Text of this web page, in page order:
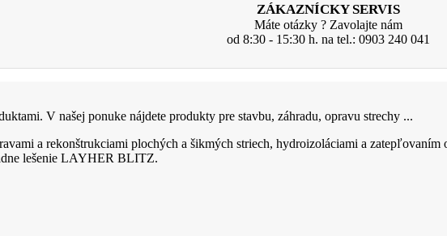
ZÁKAZNÍCKY SERVIS
Máte otázky ? Zavolajte nám
od 8:30 - 15:30 h. na tel.: 0903 240 041
V našej ponuke nájdete produkty pre stavbu, záhradu, opravu strechy ...
a rekonštrukciami plochých a šikmých striech, hydroizoláciami a
lešenie LAYHER BLITZ.